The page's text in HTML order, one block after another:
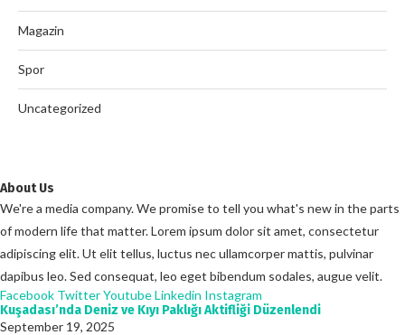
Magazin
Spor
Uncategorized
About Us
We're a media company. We promise to tell you what's new in the parts
of modern life that matter. Lorem ipsum dolor sit amet, consectetur
adipiscing elit. Ut elit tellus, luctus nec ullamcorper mattis, pulvinar
dapibus leo. Sed consequat, leo eget bibendum sodales, augue velit.
Facebook TwitterYoutubeLinkedin Instagram
Kuşadası’nda Deniz ve Kıyı Paklığı Aktifliği Düzenlendi
September 19, 2025